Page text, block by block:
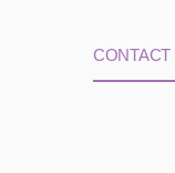
CONTACT